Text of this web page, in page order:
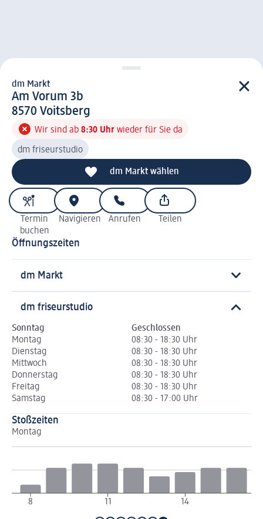
d m Markt
dm Markt
Am Vorum 3b
8 5 7 0
8570 Voitsberg
Wir sind ab 8:30 Uhr wieder für Sie da
dm friseurstudio
dm Markt wählen
Termin
buchen
Navigieren Anrufen Teilen
Öffnungszeiten
dm Markt
dm friseurstudio
Sonntag
Geschlossen
Montag
08:30 - 18:30 Uhr
Dienstag
08:30 - 18:30 Uhr
Mittwoch
08:30 - 18:30 Uhr
Donnerstag
08:30 - 18:30 Uhr
Freitag
08:30 - 18:30 Uhr
Samstag
08:30 - 17:00 Uhr
Stoßzeiten
Montag
8 11 14